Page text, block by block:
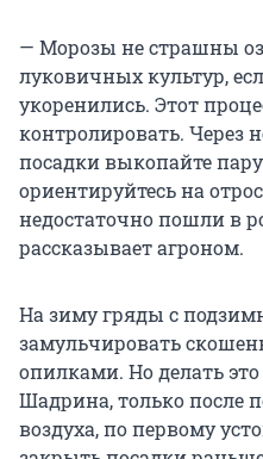
— Морозы не страшны
луковичных культур,
укоренились. Этот
контролировать. Через
посадки выкопайте
ориентируйтесь на
недостаточно пошли в
рассказывает агроном.
На зиму гряды с
замульчировать
опилками. Но делать
Шадрина, только после
воздуха, по первому